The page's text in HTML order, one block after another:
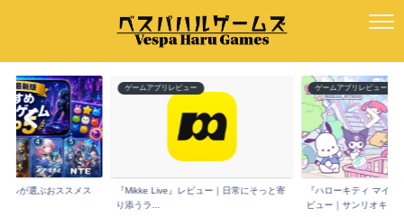
ルが選ぶおススメス
ゲームアプリレビュー
『Mikke Live』レビュー｜日常にそっと寄
り添うラ...
ゲームアプリレビュー
『ハローキティ マイド
ビュー｜サンリオキ...